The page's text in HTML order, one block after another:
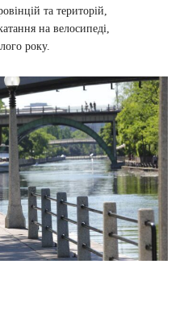
та територій,
на велосипеді,
року.